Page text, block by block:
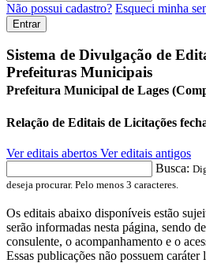
Não possui cadastro? Esqueci minha
Entrar
Sistema de Divulgação de
Prefeituras Municipais
Prefeitura Municipal de Lages
Relação de Editais de Licitações
Ver editais abertos Ver editais antigos
Busca:
deseja procurar. Pelo menos 3 caracteres.
Os editais abaixo disponíveis estão
serão informadas nesta página, sendo
consulente, o acompanhamento e o
Essas publicações não possuem caráter